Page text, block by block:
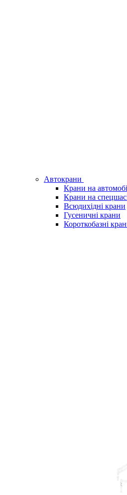
Автокрани
Крани на
Крани на
Всюдихідні крани
Гусеничні крани
Короткобазні